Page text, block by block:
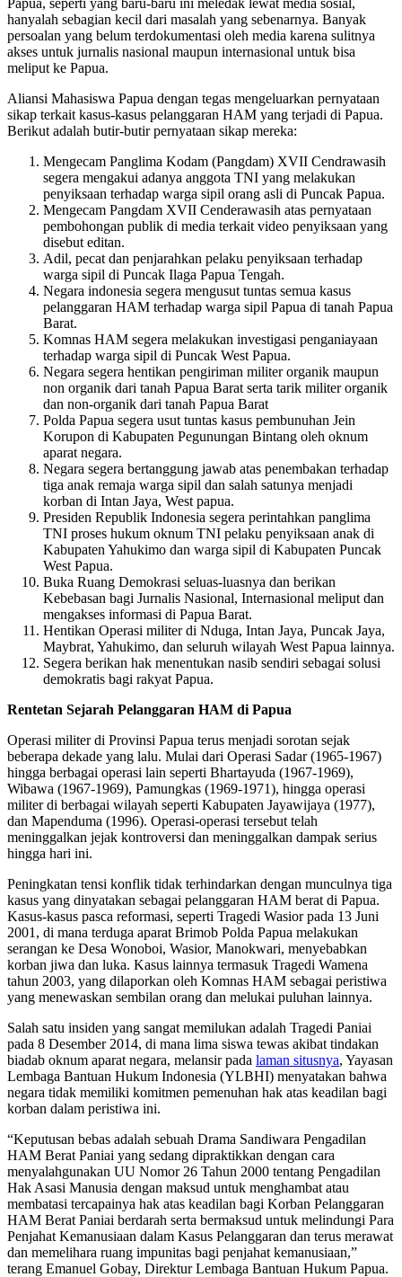
hanyalah sebagian kecil dari masalah yang sebenarnya. Banyak
persoalan yang belum terdokumentasi oleh media karena sulitnya
akses untuk jurnalis nasional maupun internasional untuk bisa
meliput ke Papua.
Aliansi Mahasiswa Papua dengan tegas mengeluarkan pernyataan
sikap terkait kasus-kasus pelanggaran HAM yang terjadi di Papua.
Berikut adalah butir-butir pernyataan sikap mereka:
Mengecam Panglima Kodam (Pangdam) XVII Cendrawasih
segera mengakui adanya anggota TNI yang melakukan
penyiksaan terhadap warga sipil orang asli di Puncak Papua.
Mengecam Pangdam XVII Cenderawasih atas pernyataan
pembohongan publik di media terkait video penyiksaan yang
disebut editan.
Adil, pecat dan penjarahkan pelaku penyiksaan terhadap
warga sipil di Puncak Ilaga Papua Tengah.
Negara indonesia segera mengusut tuntas semua kasus
pelanggaran HAM terhadap warga sipil Papua di tanah Papua
Barat.
Komnas HAM segera melakukan investigasi penganiayaan
terhadap warga sipil di Puncak West Papua.
Negara segera hentikan pengiriman militer organik maupun
non organik dari tanah Papua Barat serta tarik militer organik
dan non-organik dari tanah Papua Barat
Polda Papua segera usut tuntas kasus pembunuhan Jein
Korupon di Kabupaten Pegunungan Bintang oleh oknum
aparat negara.
Negara segera bertanggung jawab atas penembakan terhadap
tiga anak remaja warga sipil dan salah satunya menjadi
korban di Intan Jaya, West papua.
Presiden Republik Indonesia segera perintahkan panglima
TNI proses hukum oknum TNI pelaku penyiksaan anak di
Kabupaten Yahukimo dan warga sipil di Kabupaten Puncak
West Papua.
Buka Ruang Demokrasi seluas-luasnya dan berikan
Kebebasan bagi Jurnalis Nasional, Internasional meliput dan
mengakses informasi di Papua Barat.
Hentikan Operasi militer di Nduga, Intan Jaya, Puncak Jaya,
Maybrat, Yahukimo, dan seluruh wilayah West Papua lainnya.
Segera berikan hak menentukan nasib sendiri sebagai solusi
demokratis bagi rakyat Papua.
Rentetan Sejarah Pelanggaran HAM di Papua
Operasi militer di Provinsi Papua terus menjadi sorotan sejak
beberapa dekade yang lalu. Mulai dari Operasi Sadar (1965-1967)
hingga berbagai operasi lain seperti Bhartayuda (1967-1969),
Wibawa (1967-1969), Pamungkas (1969-1971), hingga operasi
militer di berbagai wilayah seperti Kabupaten Jayawijaya (1977),
dan Mapenduma (1996). Operasi-operasi tersebut telah
meninggalkan jejak kontroversi dan meninggalkan dampak serius
hingga hari ini.
Peningkatan tensi konflik tidak terhindarkan dengan munculnya tiga
kasus yang dinyatakan sebagai pelanggaran HAM berat di Papua.
Kasus-kasus pasca reformasi, seperti Tragedi Wasior pada 13 Juni
2001, di mana terduga aparat Brimob Polda Papua melakukan
serangan ke Desa Wonoboi, Wasior, Manokwari, menyebabkan
korban jiwa dan luka. Kasus lainnya termasuk Tragedi Wamena
tahun 2003, yang dilaporkan oleh Komnas HAM sebagai peristiwa
yang menewaskan sembilan orang dan melukai puluhan lainnya.
Salah satu insiden yang sangat memilukan adalah Tragedi Paniai
pada 8 Desember 2014, di mana lima siswa tewas akibat tindakan
biadab oknum aparat negara, melansir pada laman situsnya, Yayasan
Lembaga Bantuan Hukum Indonesia (YLBHI) menyatakan bahwa
negara tidak memiliki komitmen pemenuhan hak atas keadilan bagi
korban dalam peristiwa ini.
“Keputusan bebas adalah sebuah Drama Sandiwara Pengadilan
HAM Berat Paniai yang sedang dipraktikkan dengan cara
menyalahgunakan UU Nomor 26 Tahun 2000 tentang Pengadilan
Hak Asasi Manusia dengan maksud untuk menghambat atau
membatasi tercapainya hak atas keadilan bagi Korban Pelanggaran
HAM Berat Paniai berdarah serta bermaksud untuk melindungi Para
Penjahat Kemanusiaan dalam Kasus Pelanggaran dan terus merawat
dan memelihara ruang impunitas bagi penjahat kemanusiaan,”
terang Emanuel Gobay, Direktur Lembaga Bantuan Hukum Papua.